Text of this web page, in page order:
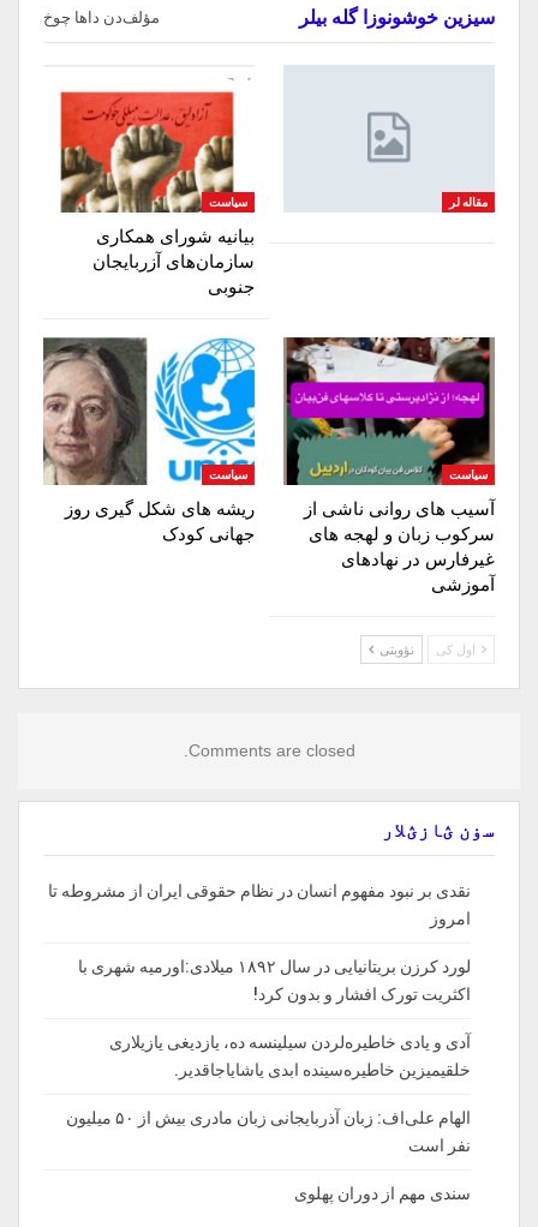
سیزین خوشونوزا گله بیلر مؤلف‌دن داها چوخ
مقاله لر سیاست
بیانیه شورای همکاری
سازمان‌های آزربایجان
جنوبی
سیاست
آسیب های روانی ناشی از
سرکوب زبان و لهجه های
غیرفارس در نهادهای
آموزشی
سیاست
ریشه های شکل گیری روز
جهانی کودک
اول کی نؤوبتی
Comments are closed.
سۏن ؽازؽلار
نقدی بر نبود مفهوم انسان در نظام حقوقی ایران از مشروطه تا
امروز
لورد کرزن بریتانیایی در سال ۱۸۹۲ میلادی:اورمیه شهری با
اکثریت تورک افشار و بدون کرد!
آدی و یادی خاطیره‌لردن سیلینسه ده، یازدیغی یازیلاری
خلقیمیزین خاطیره‌سینده ابدی یاشایاجاقدیر.
الهام علی‌اف: زبان آذربایجانی زبان مادری بیش از ۵۰ میلیون
نفر است
سندی مهم از دوران پهلوی